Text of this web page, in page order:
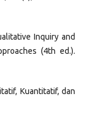
Inquiry and
(4th ed.).
Kuantitatif, dan